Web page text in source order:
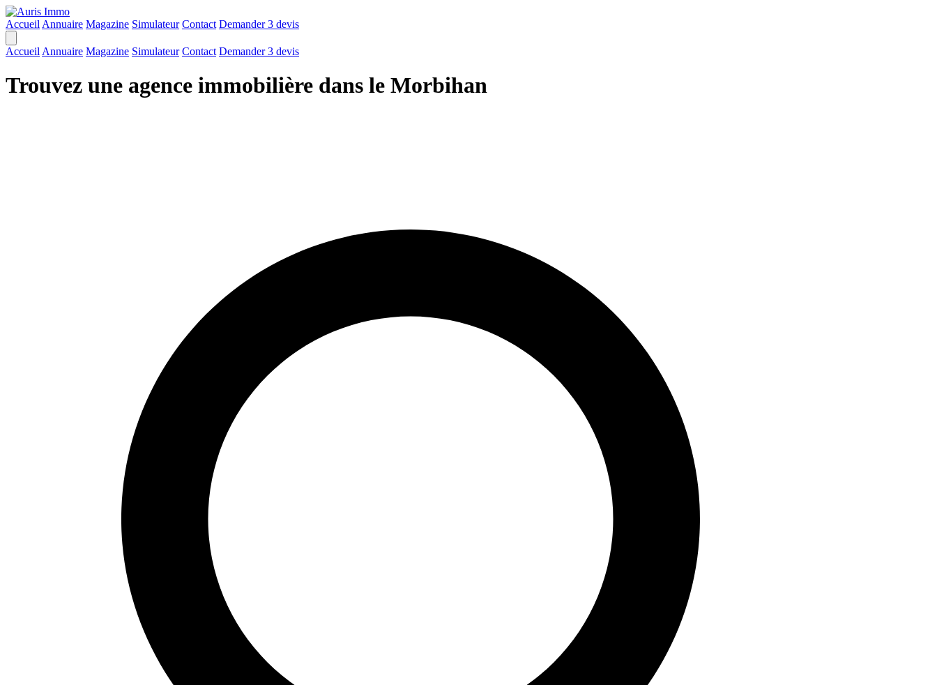
Accueil Annuaire Magazine Simulateur Contact Demander 3 devis
Accueil Annuaire Magazine Simulateur Contact Demander 3 devis
Trouvez une agence immobilière dans le Morbihan